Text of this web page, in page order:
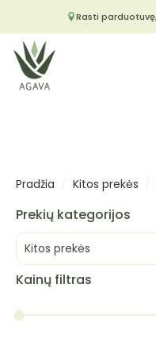
Rasti parduotuvę
Pradžia Kitos prekės
Prekių kategorijos
Kitos prekės
Kainų filtras